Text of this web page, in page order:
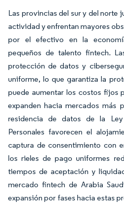
Las provincias del sur y del norte
actividad y enfrentan mayores
por el efectivo en la
pequeños de talento fintech.
protección de datos y
uniforme, lo que garantiza la
puede aumentar los costos fijos
expanden hacia mercados más
residencia de datos de la
Personales favorecen el
captura de consentimiento con
los rieles de pago uniformes
tiempos de aceptación y
mercado fintech de Arabia
expansión por fases hacia estas